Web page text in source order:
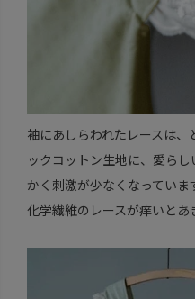
袖にあしらわれたレースは
ックコットン生地に、愛ら
かく刺激が少なくなっていま
化学繊維のレースが痒いとあ